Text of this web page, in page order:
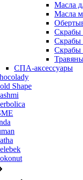
Масла
Масла
Скрабы
Скрабы
Скрабы
СПА-аксессуары
Shape